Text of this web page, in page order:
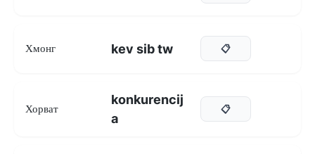
Хмонг kev sib tw 📋
Хорват
konkurencij
a
📋